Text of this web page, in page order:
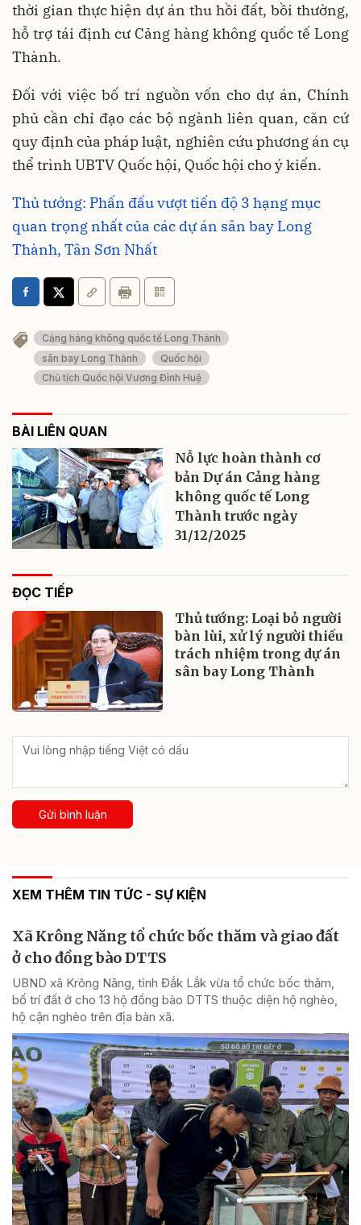
thời gian thực hiện dự án thu hồi đất, bồi thường,
hỗ trợ tái định cư Cảng hàng không quốc tế Long
Thành.
Đối với việc bố trí nguồn vốn cho dự án, Chính
phủ cần chỉ đạo các bộ ngành liên quan, căn cứ
quy định của pháp luật, nghiên cứu phương án cụ
thể trình UBTV Quốc hội, Quốc hội cho ý kiến.
Thủ tướng: Phấn đấu vượt tiến độ 3 hạng mục
quan trọng nhất của các dự án sân bay Long
Thành, Tân Sơn Nhất
Cảng hàng không quốc tế Long Thành
sân bay Long Thành
Quốc hội
Chủ tịch Quốc hội Vương Đình Huệ
BÀI LIÊN QUAN
Nỗ lực hoàn thành cơ
bản Dự án Cảng hàng
không quốc tế Long
Thành trước ngày
31/12/2025
ĐỌC TIẾP
Thủ tướng: Loại bỏ người
bàn lùi, xử lý người thiếu
trách nhiệm trong dự án
sân bay Long Thành
Gửi bình luận
XEM THÊM TIN TỨC - SỰ KIỆN
Xã Krông Năng tổ chức bốc thăm và giao đất
ở cho đồng bào DTTS
UBND xã Krông Năng, tỉnh Đắk Lắk vừa tổ chức bốc thăm,
bố trí đất ở cho 13 hộ đồng bào DTTS thuộc diện hộ nghèo,
hộ cận nghèo trên địa bàn xã.